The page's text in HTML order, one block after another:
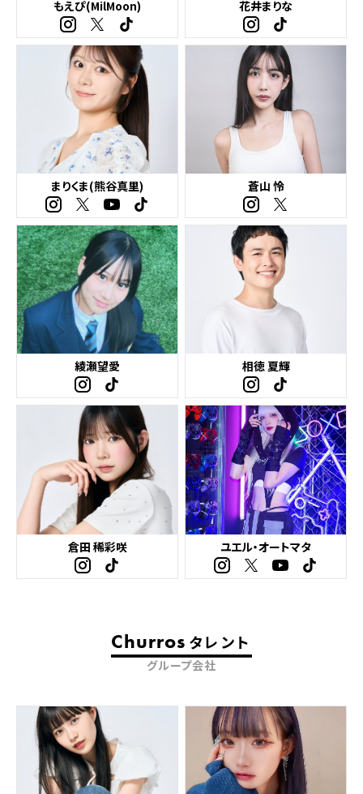
もえぴ(MilMoon) 花井まりな
まりくま(熊谷真里) 蒼山 怜
綾瀬望愛 相徳 夏輝
倉田 稀彩咲 ユエル・オートマタ
Churros タレント
グループ会社